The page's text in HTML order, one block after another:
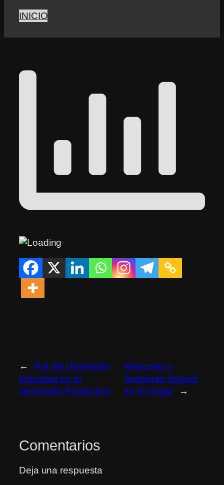
INICIO
←
Rol del Diseñador
Industrial en el
Desarrollo Productivo
Mascotas y
Ambiente Seguro
en el Hogar
→
Comentarios
Deja una respuesta